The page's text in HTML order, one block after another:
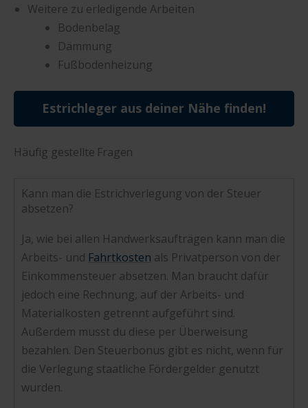
Weitere zu erledigende Arbeiten
Bodenbelag
Dämmung
Fußbodenheizung
Estrichleger aus deiner Nähe finden!
Häufig gestellte Fragen
Kann man die Estrichverlegung von der Steuer
absetzen?
Ja, wie bei allen Handwerksaufträgen kann man die
Arbeits- und Fahrtkosten als Privatperson von der
Einkommensteuer absetzen. Man braucht dafür
jedoch eine Rechnung, auf der Arbeits- und
Materialkosten getrennt aufgeführt sind.
Außerdem musst du diese per Überweisung
bezahlen. Den Steuerbonus gibt es nicht, wenn für
die Verlegung staatliche Fördergelder genutzt
wurden.